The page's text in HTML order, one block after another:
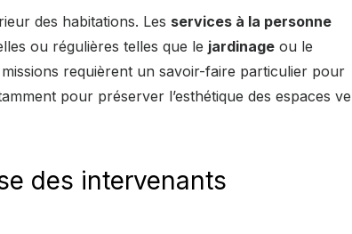
des habitations. Les services à la personne
ou régulières telles que le jardinage ou le
missions requièrent un savoir-faire particulier pour
pour préserver l’esthétique des espaces
des intervenants